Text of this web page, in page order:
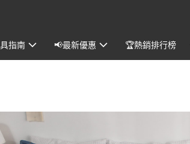
指南 📢最新優惠 🏆熱銷排行榜